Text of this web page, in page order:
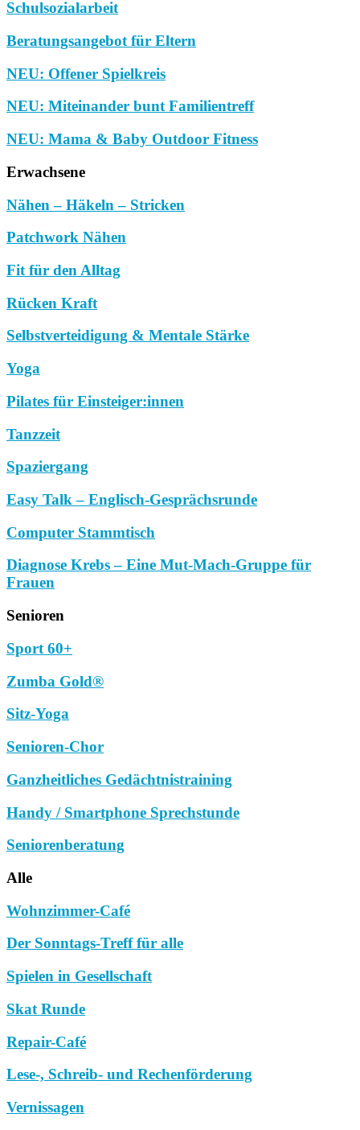
Schulsozialarbeit
Beratungsangebot für Eltern
NEU: Offener Spielkreis
NEU: Miteinander bunt Familientreff
NEU: Mama & Baby Outdoor Fitness
Erwachsene
Nähen – Häkeln – Stricken
Patchwork Nähen
Fit für den Alltag
Rücken Kraft
Selbstverteidigung & Mentale Stärke
Yoga
Pilates für Einsteiger:innen
Tanzzeit
Spaziergang
Easy Talk – Englisch-Gesprächsrunde
Computer Stammtisch
Diagnose Krebs – Eine Mut-Mach-Gruppe für
Frauen
Senioren
Sport 60+
Zumba Gold®
Sitz-Yoga
Senioren-Chor
Ganzheitliches Gedächtnistraining
Handy / Smartphone Sprechstunde
Seniorenberatung
Alle
Wohnzimmer-Café
Der Sonntags-Treff für alle
Spielen in Gesellschaft
Skat Runde
Repair-Café
Lese-, Schreib- und Rechenförderung
Vernissagen